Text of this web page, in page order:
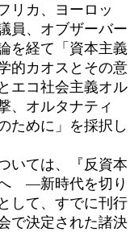
リカ、ヨーロッ
員、オブザーバー
を経て「資本主義
的カオスとその意
エコ社会主義オル
、オルタナティ
ために」を採択し
いては、『反資本
へ ―新時代を切り
して、すでに刊行
で決定された諸決